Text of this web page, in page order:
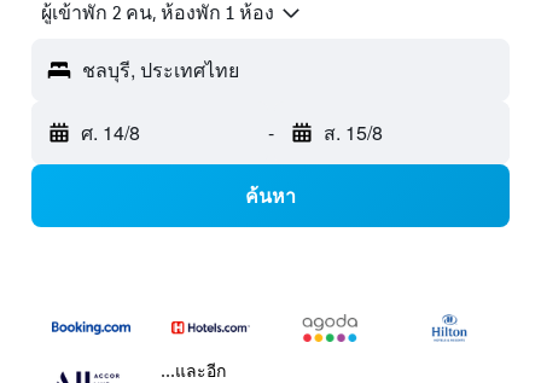
ผู้เข้าพัก 2 คน, ห้องพัก 1 ห้อง
ชลบุรี, ประเทศไทย
ศ. 14/8 - ส. 15/8
ค้นหา
...และอีก